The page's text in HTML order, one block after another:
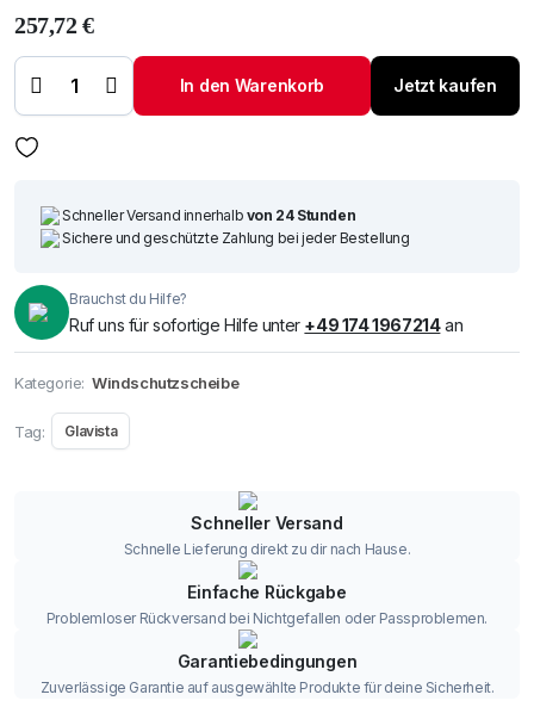
257,72€
Windschutzscheibe
/ Frontscheibe
siehe Peugeot
Partner 18-
Akustik+Cam+Sen
In den Warenkorb Jetzt kaufen
Schneller Versand innerhalb von 24 Stunden
Sichere und geschützte Zahlung bei jeder Bestellung
Brauchst du Hilfe?
Ruf uns für sofortige Hilfe unter +49 174 1967214an
Kategorie: Windschutzscheibe
Tag: Glavista
Schneller Versand
Schnelle Lieferung direkt zu dir nach Hause.
Einfache Rückgabe
Problemloser Rückversand bei Nichtgefallen oder Passproblemen.
Garantiebedingungen
Zuverlässige Garantie auf ausgewählte Produkte für deine Sicherheit.